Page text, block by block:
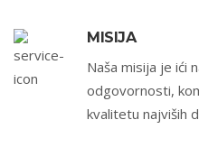
MISIJA
Naša misija je ići
odgovornosti,
kvalitetu najviših